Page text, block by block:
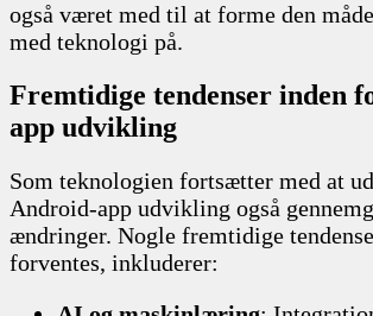
også været med til at forme den
med teknologi på.
Fremtidige tendenser inden
app udvikling
Som teknologien fortsætter med at
Android-app udvikling også
ændringer. Nogle fremtidige
forventes, inkluderer: